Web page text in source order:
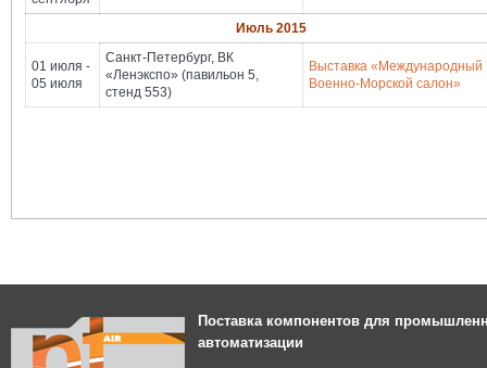
Июль 2015
01 июля -
05 июля
Санкт-Петербург, ВК
«Ленэкспо» (павильон 5,
стенд 553)
Выставка «Международный
Военно-Морской салон»
Поставка компонентов для
автоматизации